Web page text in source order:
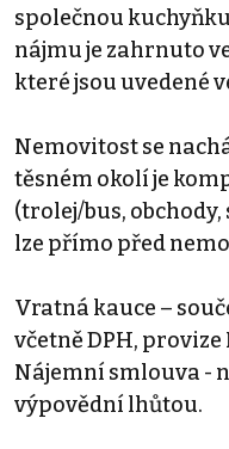
společnou
nájmu je zahrnuto
které jsou uvedené
Nemovitost se
těsném okolí je
(trolej/bus,
lze přímo před
Vratná kauce –
včetně DPH, provize
Nájemní smlouva -
výpovědní lhůtou.